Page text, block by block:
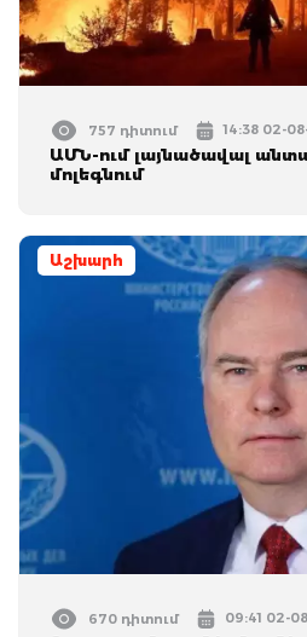
757 դիտում 14:38 02-
ԱՄՆ-ում լայնածավալ
մոլեգնում
Աշխարհ
670 դիտում 09:41 02-